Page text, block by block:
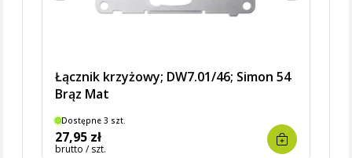
Łącznik krzyżowy; DW7.01/46; Simon 54
Brąz Mat
Dostępne 3 szt.
27,95 zł
brutto / szt.